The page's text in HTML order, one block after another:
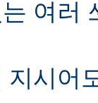
여러
지시어